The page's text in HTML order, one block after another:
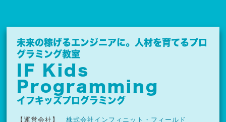
未来の稼げるエンジニアに。 人材を育てるプロ
グラミング教室
IF Kids
Programming
イフキッズプログラミング
【運営会社】株式会社インフィニット・フィールド